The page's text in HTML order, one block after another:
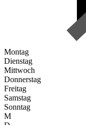
Montag
Dienstag
Mittwoch
Donnerstag
Freitag
Samstag
Sonntag
M